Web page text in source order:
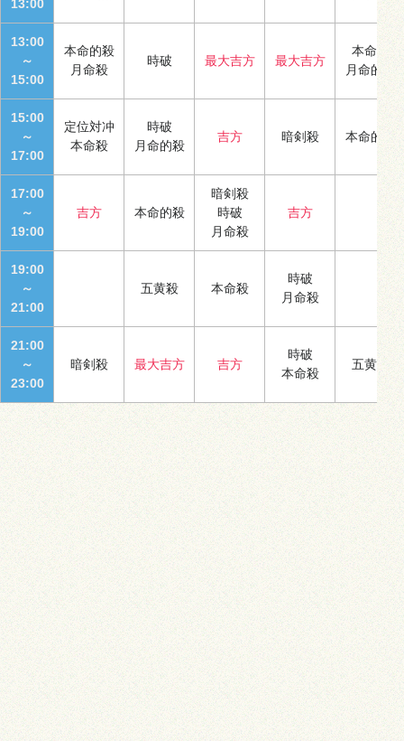
13:00
13:00
～
15:00
本命的殺
月命殺
時破 最大吉方 最大吉方
本命殺
月命的殺
15:00
～
17:00
定位対冲
本命殺
時破
月命的殺
吉方 暗剣殺 本命的殺
17:00
～
19:00
吉方 本命的殺
暗剣殺
時破
月命殺
吉方
19:00
～
21:00
五黄殺 本命殺
時破
月命殺
21:00
～
23:00
暗剣殺 最大吉方 吉方
時破
本命殺
五黄殺